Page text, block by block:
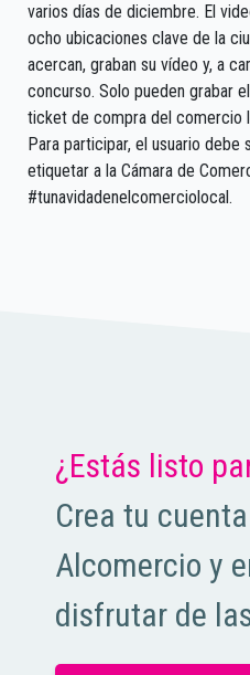
varios días de diciembre. El
ocho ubicaciones clave de la
acercan, graban su vídeo y, a
concurso. Solo pueden grabar
ticket de compra del comercio
Para participar, el usuario
etiquetar a la Cámara de
#tunavidadenelcomerciolocal.
¿Estás listo
Crea tu
Alcomercio y
disfrutar de